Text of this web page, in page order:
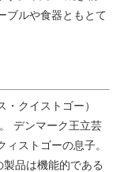
ブルや食器ともとて
クイストゴー）
デンマーク王立芸
ストゴーの息子。
品は機能的である